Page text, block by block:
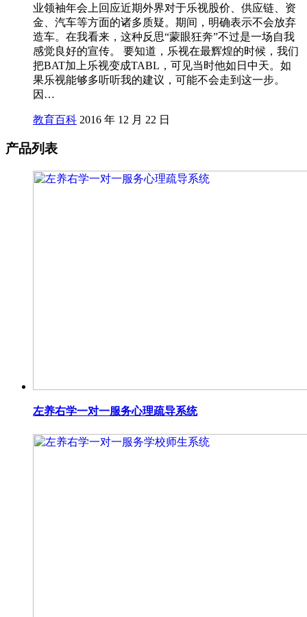
业领袖年会上回应近期外界对于乐视股价、供应链、资
金、汽车等方面的诸多质疑。期间，明确表示不会放弃
造车。在我看来，这种反思“蒙眼狂奔”不过是一场自我
感觉良好的宣传。 要知道，乐视在最辉煌的时候，我们
把BAT加上乐视变成TABL，可见当时他如日中天。如
果乐视能够多听听我的建议，可能不会走到这一步。
因…
教育百科 2016 年 12 月 22 日
产品列表
左养右学一对一服务心理疏导系统